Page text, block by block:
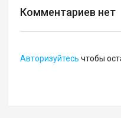
Комментариев нет
Авторизуйтесь чтобы